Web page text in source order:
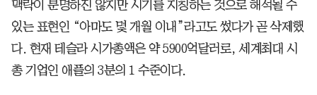
맥락이 분명하진 않지만 시기를 지칭하는 것으로 해석될 수
있는 표현인 “아마도 몇 개월 이내”라고도 썼다가 곧 삭제했
다. 현재 테슬라 시가총액은 약 5900억달러로, 세계최대 시
총 기업인 애플의 3분의 1 수준이다.